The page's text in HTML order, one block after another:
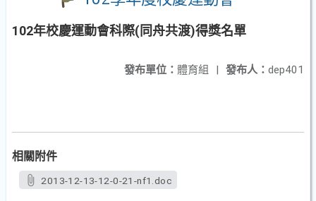
102年校慶運動會科際(同舟共渡)得獎名單
發布人： dep401
發布單位： 體育組 |
相關附件
2013-12-13-12-0-21-nf1.doc